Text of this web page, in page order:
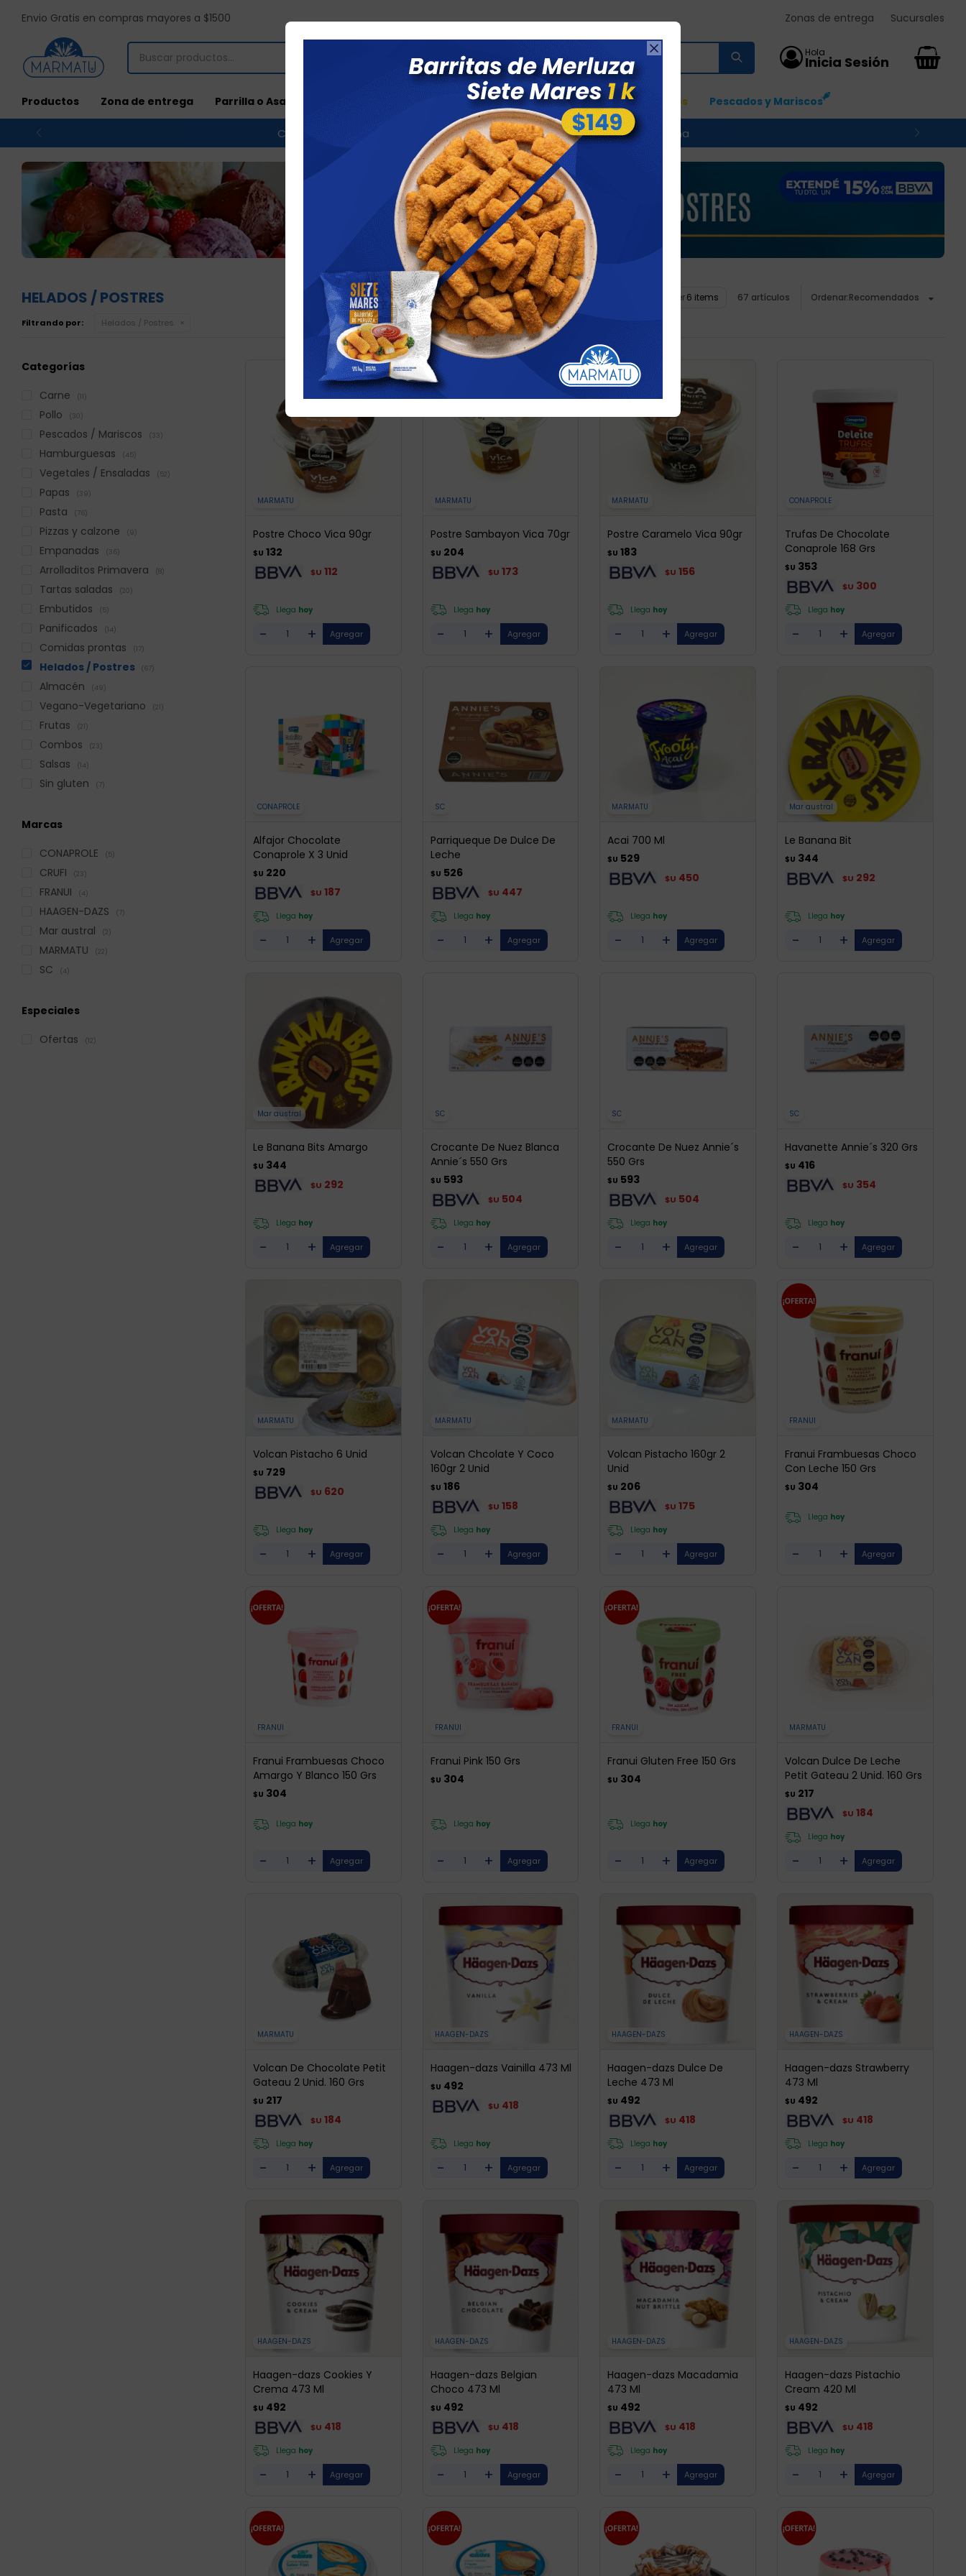

Compras menores a $ 1500 costo de envío $60 *Puede Variar según su zona
Productos Zona de entrega Parrilla o Asado Ofertas Promociones Nuevos Ingresos Pescados y Mariscos
0
Envio Gratis en compras mayores a $1500 Zonas de entrega Sucursales
HELADOS / POSTRES Ver 67 artículos Recomendados
Filtrando por: Helados / Postres
MARMATU
Postre Choco Vica 90gr
$U 132
$U 112
Llega hoy
- +
MARMATU
Postre Sambayon Vica 70gr
$U 204
$U 173
Llega hoy
- +
MARMATU
Postre Caramelo Vica 90gr
$U 183
$U 156
Llega hoy
- +
CONAPROLE
Trufas De Chocolate
Conaprole 168 Grs
$U 353
$U 300
Llega hoy
- +
CONAPROLE
Alfajor Chocolate
Conaprole X 3 Unid
$U 220
$U 187
Llega hoy
- +
SC
Parriqueque De Dulce De
Leche
$U 526
$U 447
Llega hoy
- +
MARMATU
Acai 700 Ml
$U 529
$U 450
Llega hoy
- +
Mar austral
Le Banana Bit
$U 344
$U 292
Llega hoy
- +
Mar austral
Le Banana Bits Amargo
$U 344
$U 292
Llega hoy
- +
SC
Crocante De Nuez Blanca
Annie´s 550 Grs
$U 593
$U 504
Llega hoy
- +
SC
Crocante De Nuez Annie´s
550 Grs
$U 593
$U 504
Llega hoy
- +
SC
Havanette Annie´s 320 Grs
$U 416
$U 354
Llega hoy
- +
MARMATU
Volcan Pistacho 6 Unid
$U 729
$U 620
Llega hoy
- +
MARMATU
Volcan Chcolate Y Coco
160gr 2 Unid
$U 186
$U 158
Llega hoy
- +
MARMATU
Volcan Pistacho 160gr 2
Unid
$U 206
$U 175
Llega hoy
- +
FRANUI
Franui Frambuesas Choco
Con Leche 150 Grs
$U 304
Llega hoy
- +
FRANUI
Franui Frambuesas Choco
Amargo Y Blanco 150 Grs
$U 304
Llega hoy
- +
FRANUI
Franui Pink 150 Grs
$U 304
Llega hoy
- +
FRANUI
Franui Gluten Free 150 Grs
$U 304
Llega hoy
- +
MARMATU
Volcan Dulce De Leche
Petit Gateau 2 Unid. 160 Grs
$U 217
$U 184
Llega hoy
- +
MARMATU
Volcan De Chocolate Petit
Gateau 2 Unid. 160 Grs
$U 217
$U 184
Llega hoy
- +
HAAGEN-DAZS
Haagen-dazs Vainilla 473 Ml
$U 492
$U 418
Llega hoy
- +
HAAGEN-DAZS
Haagen-dazs Dulce De
Leche 473 Ml
$U 492
$U 418
Llega hoy
- +
HAAGEN-DAZS
Haagen-dazs Strawberry
473 Ml
$U 492
$U 418
Llega hoy
- +
HAAGEN-DAZS
Haagen-dazs Cookies Y
Crema 473 Ml
$U 492
$U 418
Llega hoy
- +
HAAGEN-DAZS
Haagen-dazs Belgian
Choco 473 Ml
$U 492
$U 418
Llega hoy
- +
HAAGEN-DAZS
Haagen-dazs Macadamia
473 Ml
$U 492
$U 418
Llega hoy
- +
HAAGEN-DAZS
Haagen-dazs Pistachio
Cream 420 Ml
$U 492
$U 418
Llega hoy
- +
Categorías
Carne
(11)
Pollo (30)
Pescados / Mariscos (33)
Hamburguesas (45)
Vegetales / Ensaladas (52)
Papas (39)
Pasta (76)
Pizzas y calzone (9)
Empanadas (36)
Arrolladitos Primavera (8)
Tartas saladas (20)
Embutidos (5)
Panificados (14)
Comidas prontas (17)
Helados / Postres (67)
Almacén (49)
Vegano-Vegetariano (21)
Frutas (21)
Combos (23)
Salsas (14)
Sin gluten (7)
Marcas
CONAPROLE
(5)
CRUFI (23)
FRANUI (4)
HAAGEN-DAZS (7)
Mar austral (2)
MARMATU (22)
SC (4)
Especiales
Ofertas
(12)